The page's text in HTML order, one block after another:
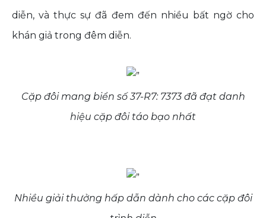
diễn, và thực sự đã đem đến nhiều bất ngờ cho
khán giả trong đêm diễn.
Cặp đôi mang biển số 37-R7: 7373 đã đạt danh
hiệu cặp đôi táo bạo nhất
Nhiều giải thưởng hấp dẫn dành cho các cặp đôi